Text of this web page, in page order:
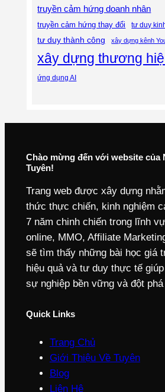
truyền cảm hứng doanh nhân
truyền cảm hứng thay đổi tư duy
tư duy thành công xây dựng kênh
xây dựng thương
ứng dụng AI
Chào mừng đến với website của
Tuyên!
Trang web được xây dựng
thức thực chiến, kinh nghiệm
7 năm chinh chiến trong lĩnh
online, MMO, Affiliate
sẽ tìm thấy những bài học giá
hiệu quả và tư duy thực tế
sự nghiệp bền vững và đột
Quick Links
Trang Chủ
Giới Thiệu Về Tuyên
Blog
Liên Hệ